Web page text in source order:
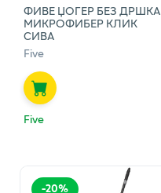
ФИВЕ ЏОГЕР БЕЗ ДРШКА
МИКРОФИБЕР КЛИК
СИВА
Five
Five
-20%